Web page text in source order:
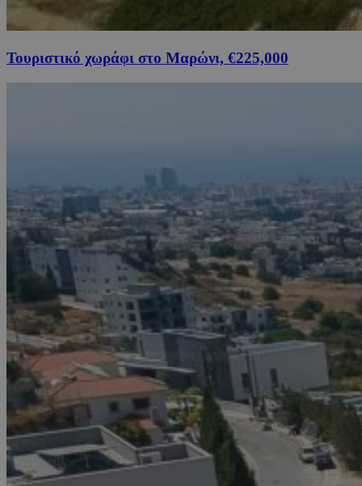
Τουριστικό χωράφι στο Μαρώνι, €225,000